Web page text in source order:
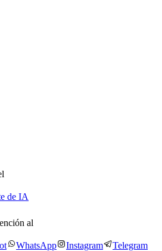
de IA
al
WhatsApp Instagram Telegram